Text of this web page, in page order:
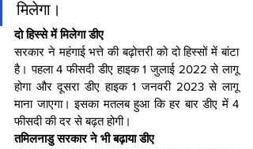
मिलेगा।
दो हिस्से में मिलेगा डीए
सरकार ने महंगाई भत्ते की बढ़ोत्तरी को दो हिस्सों में बांटा
है। पहला 4 फीसदी डीए हाइक 1 जुलाई 2022 से लागू
होगा और दूसरा डीए हाइक 1 जनवरी 2023 से लागू
माना जाएगा। इसका मतलब हुआ कि हर बार डीए में 4
फीसदी की दर से बढ़त होगी।
तमिलनाडु सरकार ने भी बढ़ाया डीए